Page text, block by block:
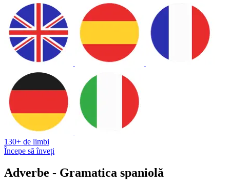
130+ de limbi
Începe să înveți
Adverbe - Gramatica spaniolă